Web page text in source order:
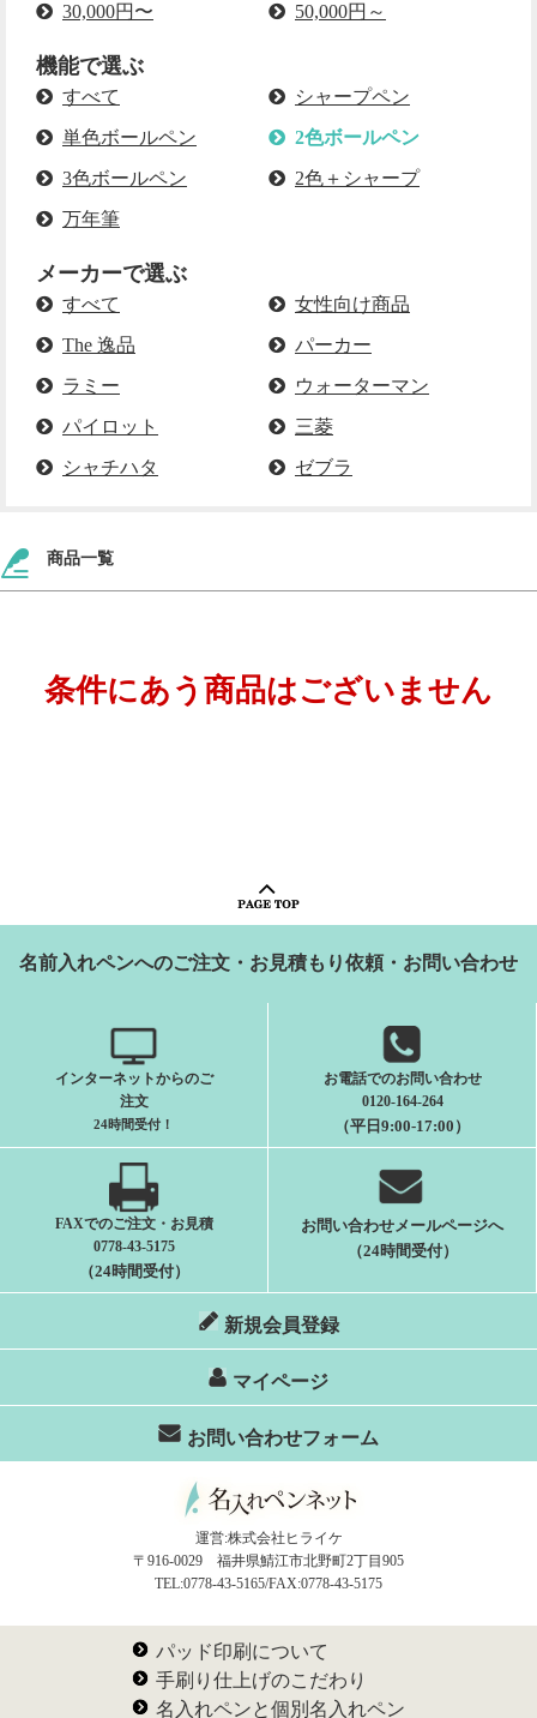
30,000円〜
50,000円～
機能で選ぶ
すべて
シャープペン
単色ボールペン
2色ボールペン
3色ボールペン
2色＋シャープ
万年筆
メーカーで選ぶ
すべて
女性向け商品
The 逸品
パーカー
ラミー
ウォーターマン
パイロット
三菱
シャチハタ
ゼブラ
商品一覧
条件にあう商品はございません
名前入れペンへのご注文・お見積もり依頼・お問い合わせ
インターネットからのご
注文
24時間受付 ！
お電話でのお問い合わせ
0120-164-264
（平日9:00-17:00）
FAXでのご注文・お見積
0778-43-5175
（24時間受付）
お問い合わせメールページへ
（24時間受付）
新規会員登録
マイページ
お問い合わせフォーム
運営:株式会社ヒライケ
〒916-0029 福井県鯖江市北野町2丁目905
TEL:0778-43-5165/FAX:0778-43-5175
パッド印刷について
手刷り仕上げのこだわり
名入れペンと個別名入れペン